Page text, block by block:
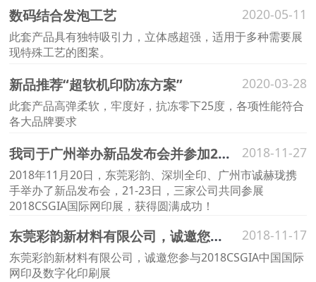
数码结合发泡工艺 2020-05-11
此套产品具有独特吸引力，立体感超强，适用于多种需要展
现特殊工艺的图案。
新品推荐“超软机印防冻方案” 2020-03-28
此套产品高弹柔软，牢度好，抗冻零下25度，各项性能符合
各大品牌要求
我司于广州举办新品发布会并参加2018CSGIA国际网印展取得圆满成功！ 2018-11-27
2018年11月20日，东莞彩韵、深圳全印、广州市诚赫珑携
手举办了新品发布会，21-23日，三家公司共同参展
2018CSGIA国际网印展，获得圆满成功！
东莞彩韵新材料有限公司，诚邀您参与2018CSGIA中国国际网印及数字化印刷展 2018-11-17
东莞彩韵新材料有限公司，诚邀您参与2018CSGIA中国国际
网印及数字化印刷展